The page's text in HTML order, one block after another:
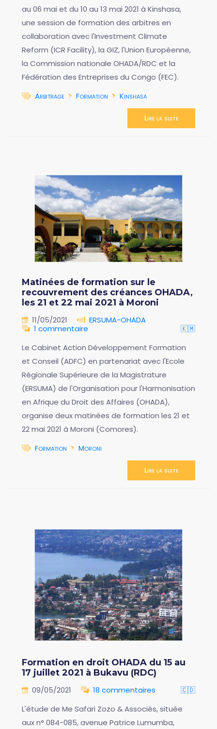
au 06 mai et du 10 au 13 mai 2021 à Kinshasa,
une session de formation des arbitres en
collaboration avec l'Investment Climate
Reform (ICR Facility), la GIZ, l'Union Européenne,
la Commission nationale OHADA/RDC et la
Fédération des Entreprises du Congo (FEC).
Arbitrage
Formation Kinshasa
Lire la suite
Matinées de formation sur le
recouvrement des créances OHADA,
les 21 et 22 mai 2021 à Moroni
11/05/2021
ERSUMA-OHADA
1 commentaire
🇰🇲
Le Cabinet Action Développement Formation
et Conseil (ADFC) en partenariat avec l'Ecole
Régionale Supérieure de la Magistrature
(ERSUMA) de l'Organisation pour l'Harmonisation
en Afrique du Droit des Affaires (OHADA),
organise deux matinées de formation les 21 et
22 mai 2021 à Moroni (Comores).
Formation
Moroni
Lire la suite
Formation en droit OHADA du 15 au
17 juillet 2021 à Bukavu (RDC)
09/05/2021 18 commentaires
🇨🇩
L'étude de Me Safari Zozo & Associés, située
aux n° 084-085, avenue Patrice Lumumba,